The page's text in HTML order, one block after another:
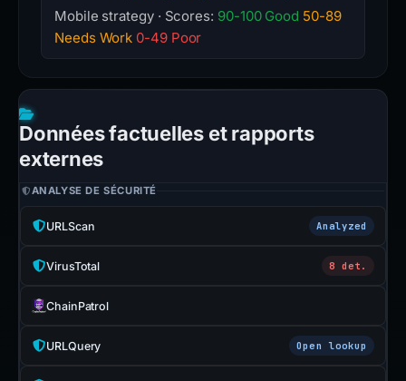
Mobile strategy · Scores: 90-100 Good 50-89
Needs Work 0-49 Poor
Données factuelles et rapports
externes
ANALYSE DE SÉCURITÉ
URLScan Analyzed
VirusTotal 8 det.
ChainPatrol
URLQuery Open lookup